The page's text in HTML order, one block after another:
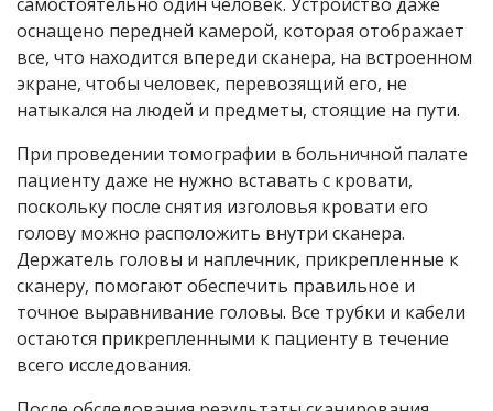
оснащено передней камерой, которая отображает
все, что находится впереди сканера, на встроенном
экране, чтобы человек, перевозящий его, не
натыкался на людей и предметы, стоящие на пути.
При проведении томографии в больничной палате
пациенту даже не нужно вставать с кровати,
поскольку после снятия изголовья кровати его
голову можно расположить внутри сканера.
Держатель головы и наплечник, прикрепленные к
сканеру, помогают обеспечить правильное и
точное выравнивание головы. Все трубки и кабели
остаются прикрепленными к пациенту в течение
всего исследования.